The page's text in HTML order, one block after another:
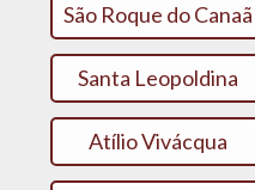
São Roque do Canaã
Santa Leopoldina
Atílio Vivácqua